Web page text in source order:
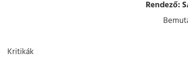
Rendező:
Kritikák